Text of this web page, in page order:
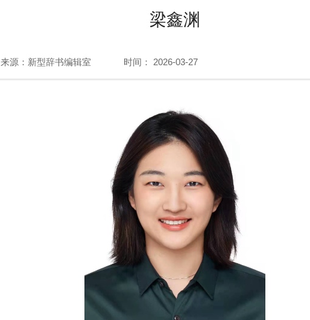
梁鑫渊
来源：新型辞书编辑室 时间： 2026-03-27